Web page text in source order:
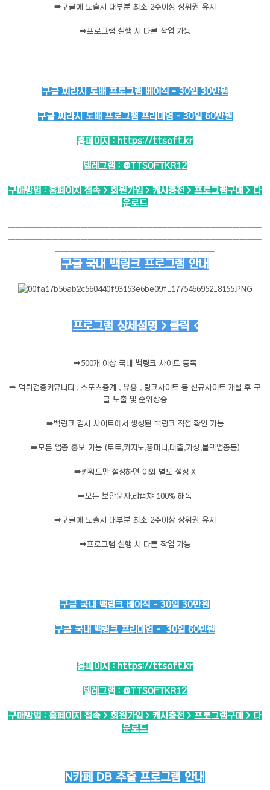
➡️구글에 노출시 대부분 최소 2주이상 상위권 유지
➡️프로그램 실행 시 다른 작업 가능
구글 찌라시 도배 프로그램 베이직 - 30일 30만원
구글 찌라시 도배 프로그램 프리미엄 - 30일 60만원
홈페이지 : https://ttsoft.kr
텔레그램 : @TTSOFTKR12
구매방법 : 홈페이지 접속 > 회원가입 > 캐시충전 > 프로그램구매 > 다
운로드
───────────────────────────────────
───────────────────────────────────
──────────────────────
구글 국내 백링크 프로그램 안내
프로그램 상세설명 > 클릭 <
➡️500개 이상 국내 백링크 사이트 등록
➡️ 먹튀검증커뮤니티 , 스포츠중계 , 유흥 , 링크사이트 등 신규사이트 개설 후 구
글 노출 및 순위상승
➡️백링크 검사 사이트에서 생성된 백링크 직접 확인 가능
➡️모든 업종 홍보 가능 (토토,카지노,꽁머니,대출,가상,블랙업종등)
➡️키워드만 설정하면 이외 별도 설정 X
➡️모든 보안문자,리캡챠 100% 해독
➡️구글에 노출시 대부분 최소 2주이상 상위권 유지
➡️프로그램 실행 시 다른 작업 가능
구글 국내 백링크 베이직 - 30일 30만원
구글 국내 백링크 프리미엄 - 30일 60민원
홈페이지 : https://ttsoft.kr
텔레그램 : @TTSOFTKR12
구매방법 : 홈페이지 접속 > 회원가입 > 캐시충전 > 프로그램구매 > 다
운로드
───────────────────────────────────
───────────────────────────────────
──────────────────────
N카페 DB 추출 프로그램 안내